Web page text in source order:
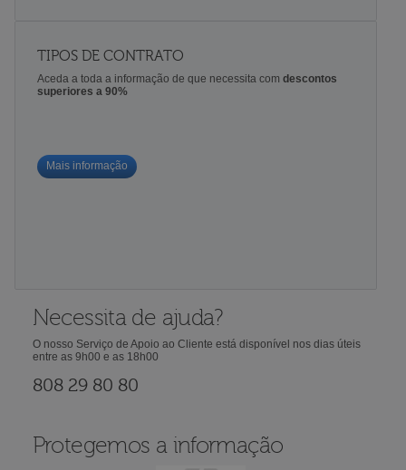
TIPOS DE CONTRATO
Aceda a toda a informação de que necessita com descontos
superiores a 90%
Mais informação
Necessita de ajuda?
O nosso Serviço de Apoio ao Cliente está disponível nos dias úteis
entre as 9h00 e as 18h00
808 29 80 80
Protegemos a informação